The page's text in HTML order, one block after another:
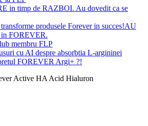
in timp de RAZBOI. Au dovedit ca se
produsele Forever in succes!AU
FOREVER.
membru FLP
cu AI despre absorbtia L-argininei
FOREVER Argi+ ?!
Active HA Acid Hialuron